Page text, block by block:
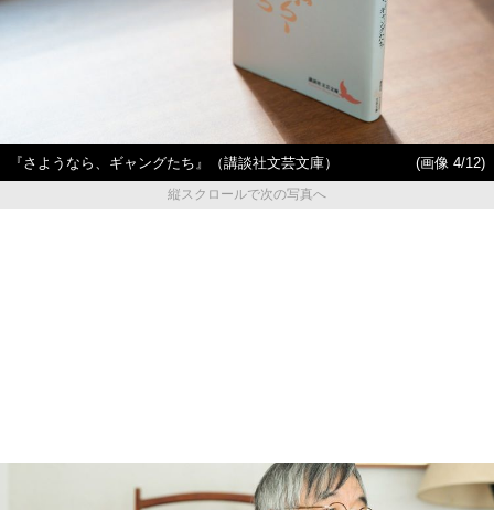
『さようなら、ギャングたち』（講談社文芸文庫）
(画像 4/12)
縦スクロールで次の写真へ